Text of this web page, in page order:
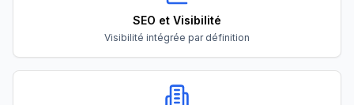
SEO et Visibilité
Visibilité intégrée par définition